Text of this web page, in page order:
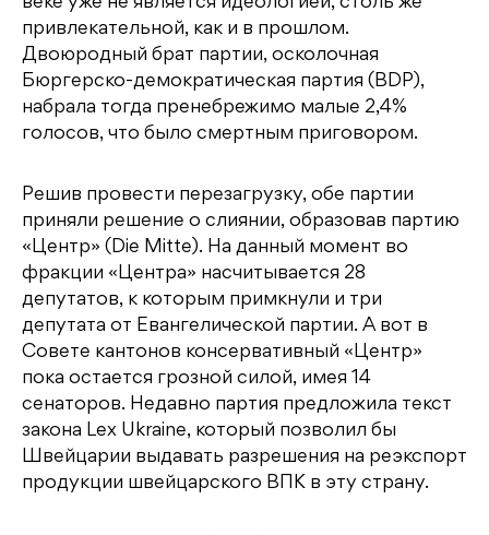
привлекательной, как и в прошлом.
Двоюродный брат партии, осколочная
Бюргерско-демократическая партия (BDP),
набрала тогда пренебрежимо малые 2,4%
голосов, что было смертным приговором.
Решив провести перезагрузку, обе партии
приняли решение о слиянии, образовав партию
«Центр» (Die Mitte). На данный момент во
фракции «Центра» насчитывается 28
депутатов, к которым примкнули и три
депутата от Евангелической партии. А вот в
Совете кантонов консервативный «Центр»
пока остается грозной силой, имея 14
сенаторов. Недавно партия предложила текст
закона Lex Ukraine, который позволил бы
Швейцарии выдавать разрешения на реэкспорт
продукции швейцарского ВПК в эту страну.